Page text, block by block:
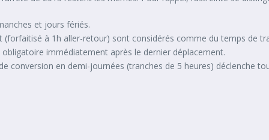
et jours fériés.
à 1h aller-retour) sont considérés comme du temps de
immédiatement après le dernier déplacement.
conversion en demi-journées (tranches de 5 heures) déclenche